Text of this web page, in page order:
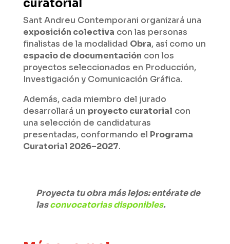
curatorial
Sant Andreu Contemporani organizará una
exposición colectiva con las personas
finalistas de la modalidad Obra, así como un
espacio de documentación con los
proyectos seleccionados en Producción,
Investigación y Comunicación Gráfica.
Además, cada miembro del jurado
desarrollará un proyecto curatorial con
una selección de candidaturas
presentadas, conformando el Programa
Curatorial 2026–2027.
Proyecta tu obra más lejos: entérate de
lasconvocatorias disponibles.